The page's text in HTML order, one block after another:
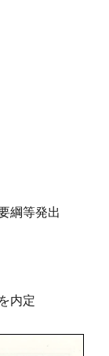
綱等発出
内定